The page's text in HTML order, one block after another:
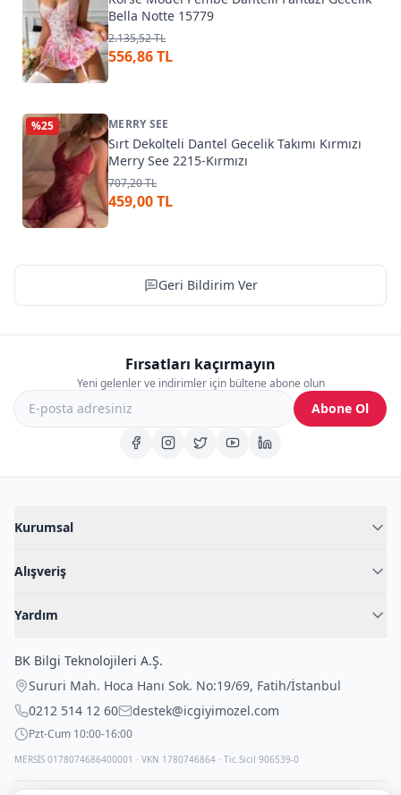
Bella Notte 15779
2.135,52 TL
556,86 TL
%25 MERRY SEE
Sırt Dekolteli Dantel Gecelik Takımı Kırmızı
Merry See 2215-Kırmızı
707,20 TL
459,00 TL
Geri Bildirim Ver
Fırsatları kaçırmayın
Yeni gelenler ve indirimler için bültene abone olun
Abone Ol
Kurumsal
Blog
İç Giyim Rehberi
Alışveriş
Fantazi İç Giyim
Çocuk İç Giyim
Outlet Fırsatları
Yardım
İade Politikası
Gizli Paketleme
BK Bilgi Teknolojileri A.Ş.
Sururi Mah. Hoca Hanı Sok. No:19/69, Fatih/İstanbul
0212 514 12 60
destek@icgiyimozel.com
Pzt-Cum 10:00-16:00
MERSİS 0178074686400001 · VKN 1780746864 · Tic.Sicil 906539-0